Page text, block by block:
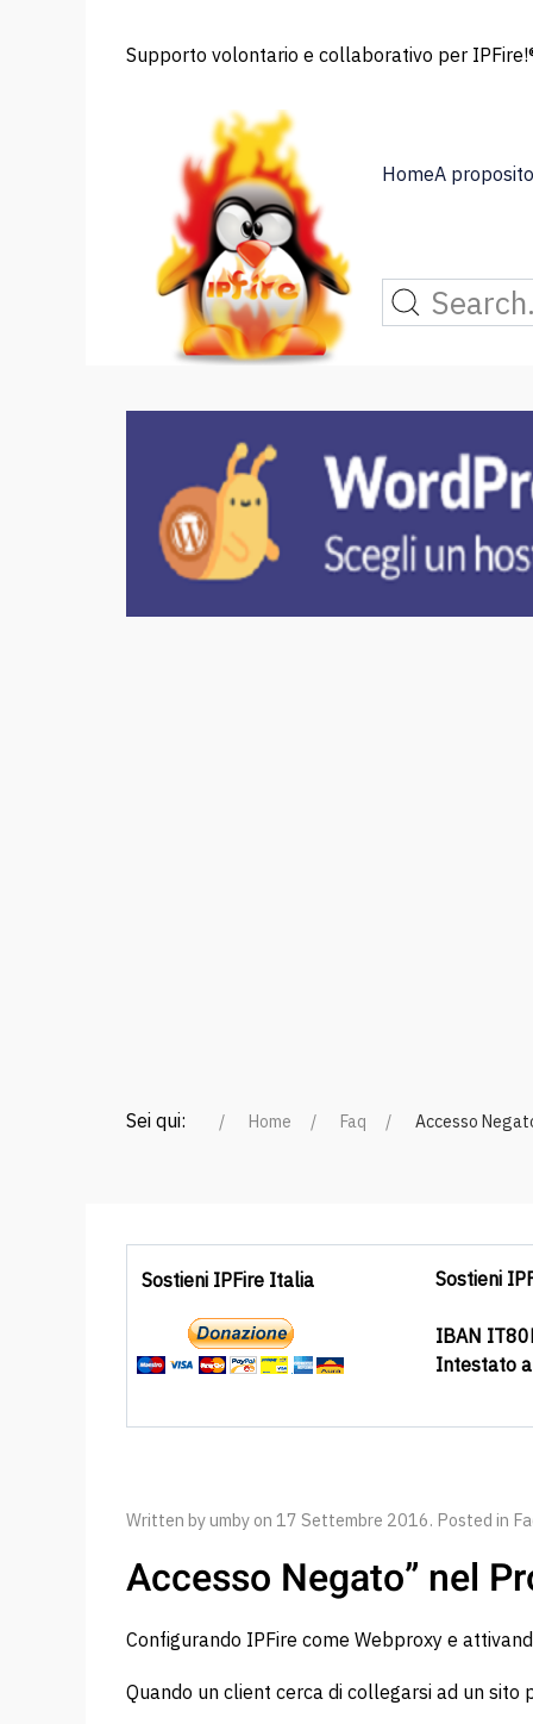
Supporto volontario e collaborativo per
HomeA
Sei qui: Home Faq Accesso
Sostieni IPFire Italia Sostieni
IBAN
Intestato
Written by umby on 17 Settembre 2016. Posted in
Accesso Negato” nel
Configurando IPFire come Webproxy e
Quando un client cerca di collegarsi ad un